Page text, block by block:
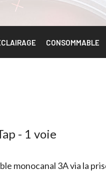
CONSOMMABLE
- 1 voie
monocanal 3A via la